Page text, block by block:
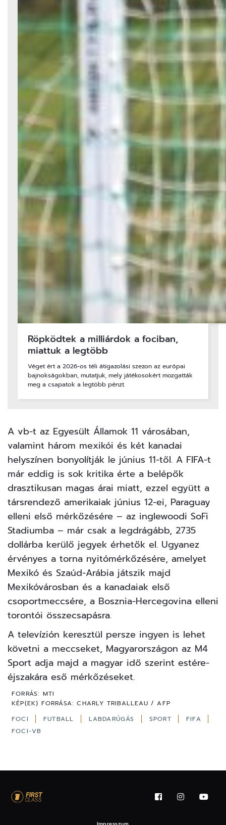
Röpködtek a milliárdok a fociban,
miattuk a legtöbb
Véget ért a 2026-os téli átigazolási szezon az európai
bajnokságokban, mutatjuk, mely játékosokért mozgatták
meg a csapatok a legtöbb pénzt.
A vb-t az Egyesült Államok 11 városában,
valamint három mexikói és két kanadai
helyszínen bonyolítják le június 11-től. A FIFA-t
már eddig is sok kritika érte a belépők
drasztikusan magas árai miatt, ezzel együtt a
társrendező amerikaiak június 12-ei, Paraguay
elleni első mérkőzésére – az inglewoodi SoFi
Stadiumba – már csak a legdrágább, 2735
dollárba kerülő jegyek érhetők el. Ugyanez
érvényes a torna nyitómérkőzésére, amelyet
Mexikó és Szaúd-Arábia játszik majd
Mexikóvárosban és a kanadaiak első
csoportmeccsére, a Bosznia-Hercegovina elleni
torontói összecsapásra.
A televízión keresztül persze ingyen is lehet
követni a meccseket, Magyarországon az M4
Sport adja majd a magyar idő szerint estére-
éjszakára eső mérkőzéseket.
FORRÁS: MTI
KÉP(EK) FORRÁSA: CHARLY TRIBALLEAU / AFP
FOCI
FUTBALL LABDARÚGÁS SPORT
FIFA
FOCI-VB